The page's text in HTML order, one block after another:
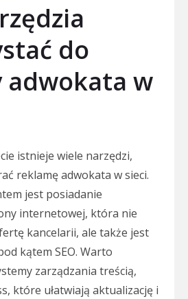
do
adwokata w
istnieje wiele narzędzi,
reklamę adwokata w sieci.
jest posiadanie
internetowej, która nie
kancelarii, ale także jest
kątem SEO. Warto
zarządzania treścią,
które ułatwiają aktualizację i